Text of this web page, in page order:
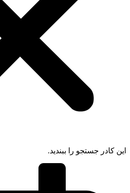
جستجو را ببندید.